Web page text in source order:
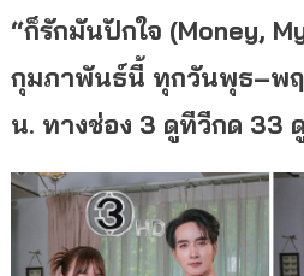
“ก็รักมันปักใจ (Money,
กุมภาพันธ์นี้ ทุกวันพุธ–พฤ
น. ทางช่อง 3 ดูทีวีกด 33